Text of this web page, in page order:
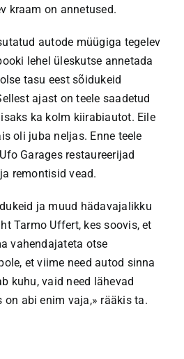
kraam on annetused.
autode müügiga tegelev
lehel üleskutse annetada
tasu eest sõidukeid
ajast on teele saadetud
ka kolm kiirabiautot. Eile
oli juba neljas. Enne teele
Garages restaureerijad
remontisid vead.
ja muud hädavajalikku
Tarmo Uffert, kes soovis, et
vahendajateta otse
et viime need autod sinna
kuhu, vaid need lähevad
on abi enim vaja,» rääkis ta.